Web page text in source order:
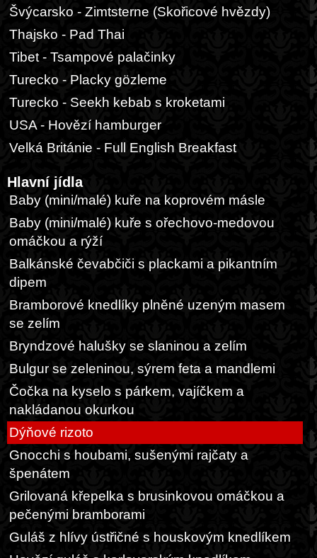
Švýcarsko - Zimtsterne (Skořicové hvězdy)
Thajsko - Pad Thai
Tibet - Tsampové palačinky
Turecko - Placky gözleme
Turecko - Seekh kebab s kroketami
USA - Hovězí hamburger
Velká Británie - Full English Breakfast
Hlavní jídla
Baby (mini/malé) kuře na koprovém másle
Baby (mini/malé) kuře s ořechovo-medovou
omáčkou a rýží
Balkánské čevabčiči s plackami a pikantním
dipem
Bramborové knedlíky plněné uzeným masem
se zelím
Bryndzové halušky se slaninou a zelím
Bulgur se zeleninou, sýrem feta a mandlemi
Čočka na kyselo s párkem, vajíčkem a
nakládanou okurkou
Dýňové rizoto
Gnocchi s houbami, sušenými rajčaty a
špenátem
Grilovaná křepelka s brusinkovou omáčkou a
pečenými bramborami
Guláš z hlívy ústřičné s houskovým knedlíkem